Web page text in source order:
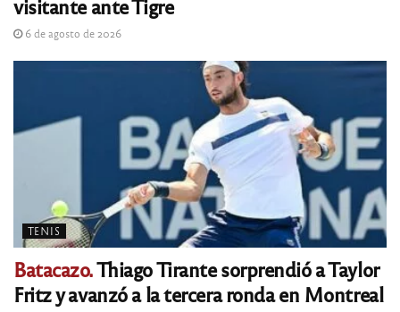
visitante ante Tigre
6 de agosto de 2026
TENIS
Batacazo.Thiago Tirante sorprendió a Taylor
Fritz y avanzó a la tercera ronda en Montreal